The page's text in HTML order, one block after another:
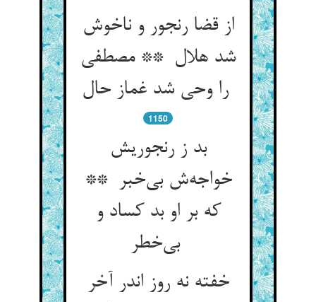
از قضا رنجور و ناخوش
شد هلال ** مصطفی
1150
بد ز رنجوریش
خواجه‌ش بی‌خبر **
که بر او بد کساد و
بی‌خطر
خفته نه روز اندر آخر